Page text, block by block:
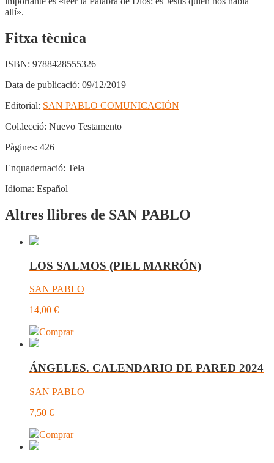
allí».
Fitxa tècnica
ISBN: 9788428555326
Data de publicació: 09/12/2019
Editorial: SAN PABLO COMUNICACIÓN
Col.lecció: Nuevo Testamento
Pàgines: 426
Enquadernació: Tela
Idioma: Español
Altres llibres de SAN PABLO
LOS SALMOS (PIEL MARRÓN)
SAN PABLO
14,00 €
Comprar
ÁNGELES. CALENDARIO DE PARED 2024
SAN PABLO
7,50 €
Comprar